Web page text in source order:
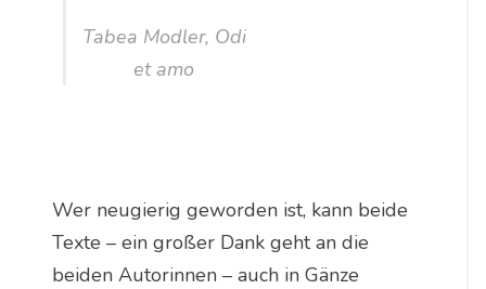
Tabea Modler, Odi
et amo
Wer neugierig geworden ist, kann beide
Texte – ein großer Dank geht an die
beiden Autorinnen – auch in Gänze